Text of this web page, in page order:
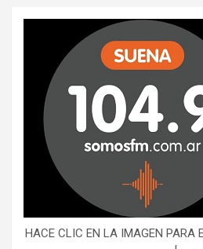
HACE CLIC EN LA IMAGEN PARA